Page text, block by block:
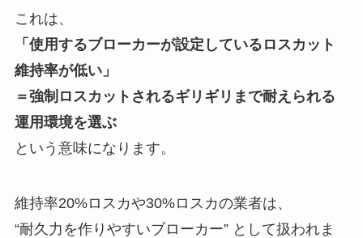
これは、
「使用するブローカーが設定しているロスカット
維持率が低い」
＝強制ロスカットされるギリギリまで耐えられる
運用環境を選ぶ
という意味になります。
維持率20%ロスカや30%ロスカの業者は、
“耐久力を作りやすいブローカー” として扱われま